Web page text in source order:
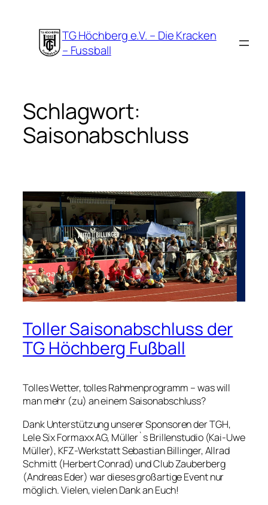
springen
TG Höchberg e.V. – Die Kracken
– Fussball
Schlagwort:
Saisonabschluss
Toller Saisonabschluss der
TG Höchberg Fußball
Tolles Wetter, tolles Rahmenprogramm – was will
man mehr (zu) an einem Saisonabschluss?
Dank Unterstützung unserer Sponsoren der TGH,
Lele Six Formaxx AG, Müller`s Brillenstudio (Kai-Uwe
Müller), KFZ-Werkstatt Sebastian Billinger, Allrad
Schmitt (Herbert Conrad) und Club Zauberberg
(Andreas Eder) war dieses großartige Event nur
möglich. Vielen, vielen Dank an Euch!